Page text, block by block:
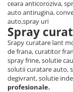
ceara anticoroziva,
auto antirugina,
auto,spray uri
Spray
Srapy curatare lant
de frana, curatitor
spray frine, solutie
solutii curatare auto,
degivrant, solutie
profesionale.